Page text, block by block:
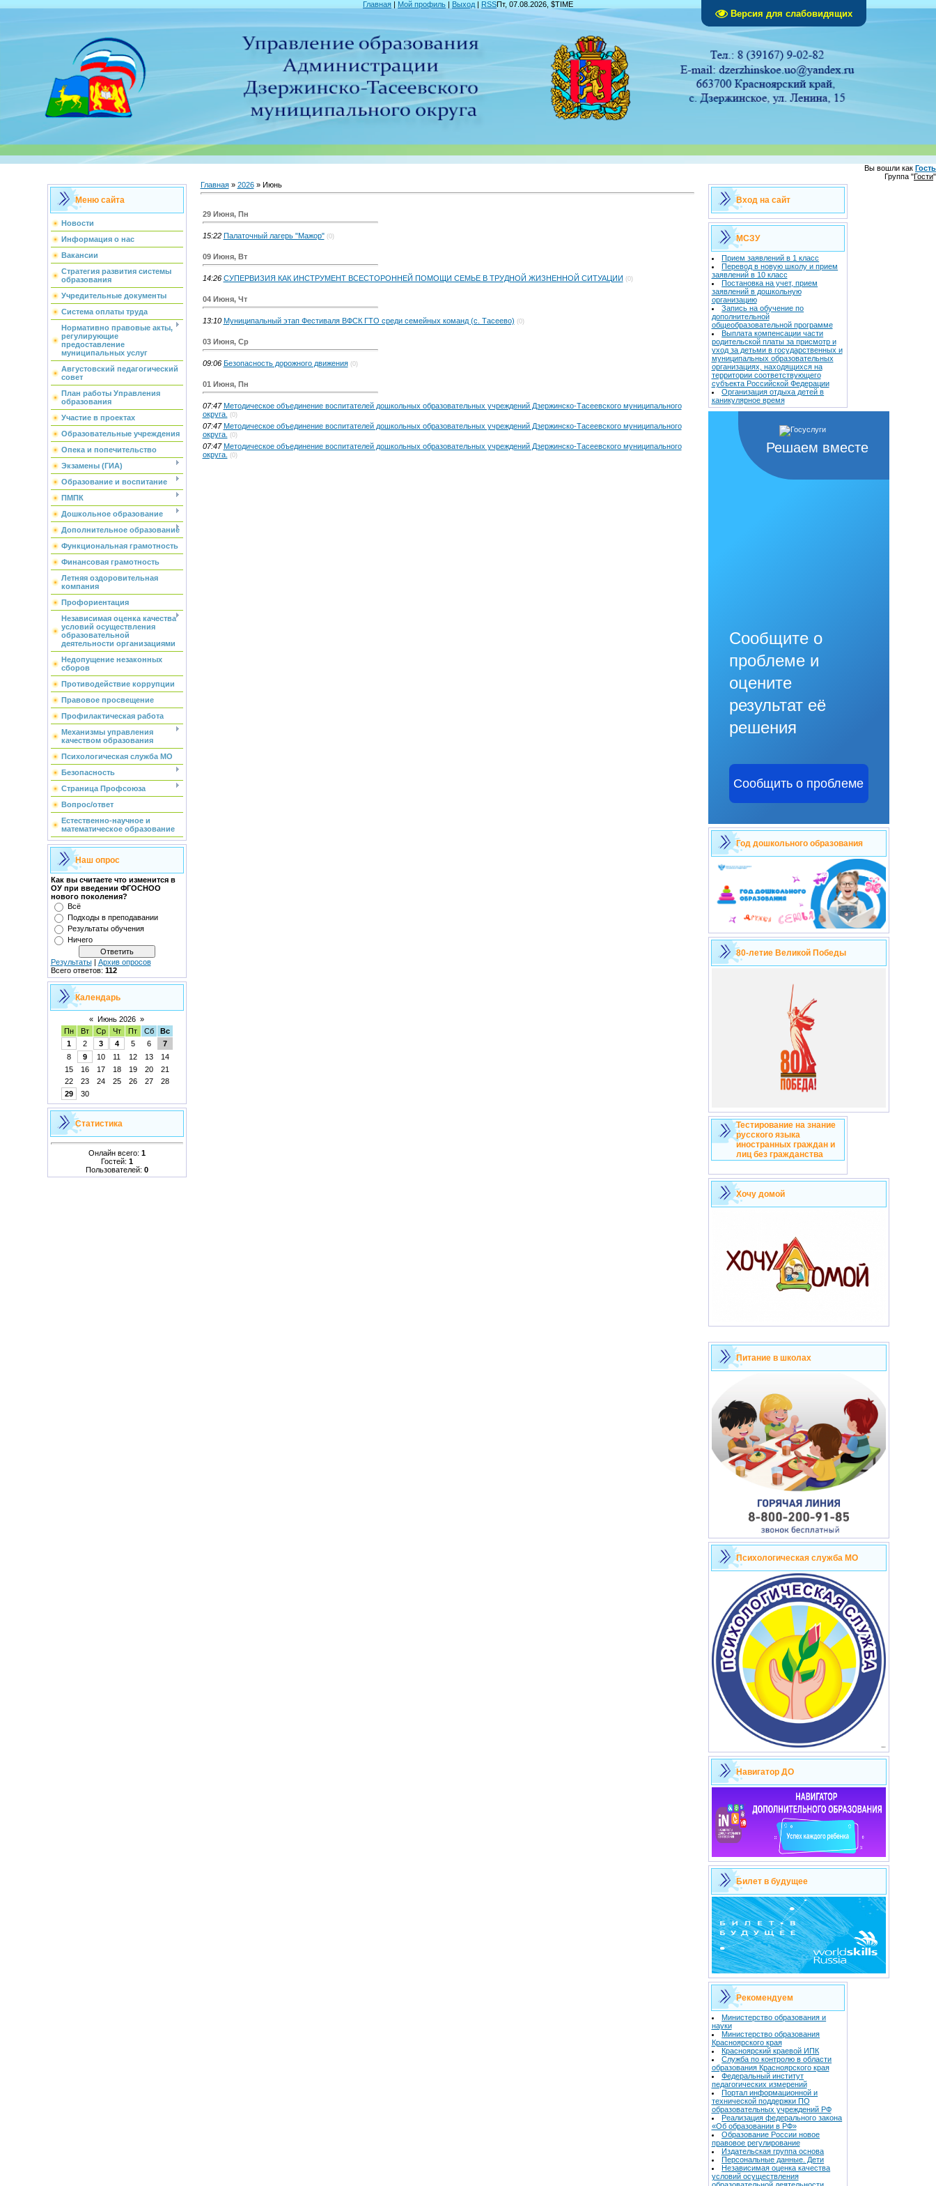
Версия для слабовидящих
Главная | Мой профиль | Выход | RSSПт, 07.08.2026, $TIME
Вы вошли как Гость
Группа "Гости"
Меню сайта
Новости
Информация о нас
Вакансии
Стратегия развития системы
образования
Учредительные документы
Система оплаты труда
Нормативно правовые акты,
регулирующие
предоставление
муниципальных услуг
Августовский педагогический
совет
План работы Управления
образования
Участие в проектах
Образовательные учреждения
Опека и попечительство
Экзамены (ГИА)
Образование и воспитание
ПМПК
Дошкольное образование
Дополнительное образование
Функциональная грамотность
Финансовая грамотность
Летняя оздоровительная
компания
Профориентация
Независимая оценка качества
условий осуществления
образовательной
деятельности организациями
Недопущение незаконных
сборов
Противодействие коррупции
Правовое просвещение
Профилактическая работа
Механизмы управления
качеством образования
Психологическая служба МО
Безопасность
Страница Профсоюза
Вопрос/ответ
Естественно-научное и
математическое образование
Наш опрос
Как вы считаете что изменится в
ОУ при введении ФГОСНОО
нового поколения?
Всё
Подходы в преподавании
Результаты обучения
Ничего
Результаты| Архив опросов
Всего ответов: 112
Календарь
« Июнь 2026 »
Пн
Вт Ср Чт Пт Сб
Вс
1
2 3 4 5 6
7
8
9 10 11 12 13
14
15
16 17 18 19 20
21
22
23 24 25 26 27
28
29
30
Статистика
Онлайн всего: 1
Гостей: 1
Пользователей: 0
Главная» 2026 » Июнь
29 Июня, Пн
15:22 Палаточный лагерь "Мажор" (0)
09 Июня, Вт
14:26 СУПЕРВИЗИЯ КАК ИНСТРУМЕНТ ВСЕСТОРОННЕЙ ПОМОЩИ СЕМЬЕ В ТРУДНОЙ ЖИЗНЕННОЙ СИТУАЦИИ (0)
04 Июня, Чт
13:10 Муниципальный этап Фестиваля ВФСК ГТО среди семейных команд (с. Тасеево) (0)
03 Июня, Ср
09:06 Безопасность дорожного движения (0)
01 Июня, Пн
07:47 Методическое объединение воспитателей дошкольных образовательных учреждений Дзержинско-Тасеевского муниципального
округа. (0)
07:47 Методическое объединение воспитателей дошкольных образовательных учреждений Дзержинско-Тасеевского муниципального
округа. (0)
07:47 Методическое объединение воспитателей дошкольных образовательных учреждений Дзержинско-Тасеевского муниципального
округа. (0)
Вход на сайт
МСЗУ
Прием заявлений в 1 класс
Перевод в новую школу и прием
заявлений в 10 класс
Постановка на учет, прием
заявлений в дошкольную
организацию
Запись на обучение по
дополнительной
общеобразовательной программе
Выплата компенсации части
родительской платы за присмотр и
уход за детьми в государственных и
муниципальных образовательных
организациях, находящихся на
территории соответствующего
субъекта Российской Федерации
Организация отдыха детей в
каникулярное время
Решаем вместе
Сообщите о
проблеме и
оцените
результат её
решения
Сообщить о проблеме
Год дошкольного образования
80-летие Великой Победы
Тестирование на знание
русского языка
иностранных граждан и
лиц без гражданства
Хочу домой
Питание в школах
Психологическая служба МО
Навигатор ДО
Билет в будущее
Рекомендуем
Министерство образования и
науки
Министерство образования
Красноярского края
Красноярский краевой ИПК
Служба по контролю в области
образования Красноярского края
Федеральный институт
педагогических измерений
Портал информационной и
технической поддержки ПО
образовательных учреждений РФ
Реализация федерального закона
«Об образовании в РФ»
Образование России новое
правовое регулирование
Издательская группа основа
Персональные данные. Дети
Независимая оценка качества
условий осуществления